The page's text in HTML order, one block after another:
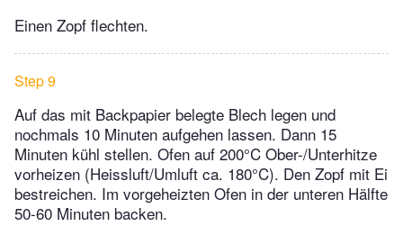
Einen Zopf flechten.
Step 9
Auf das mit Backpapier belegte Blech legen und
nochmals 10 Minuten aufgehen lassen. Dann 15
Minuten kühl stellen. Ofen auf 200°C Ober-/Unterhitze
vorheizen (Heissluft/Umluft ca. 180°C). Den Zopf mit Ei
bestreichen. Im vorgeheizten Ofen in der unteren Hälfte
50-60 Minuten backen.